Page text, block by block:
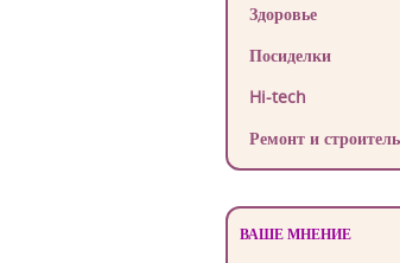
Здоровье
Посиделки
Hi-tech
Ремонт и
ВАШЕ МНЕНИЕ